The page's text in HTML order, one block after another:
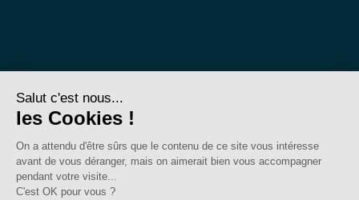
SE-Unsa est un syndicat de l’UNSA